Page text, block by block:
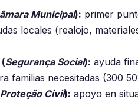
Municipal): primer
locales (realojo,
Segurança Social): ayuda
familias necesitadas (300
Proteção Civil): apoyo en